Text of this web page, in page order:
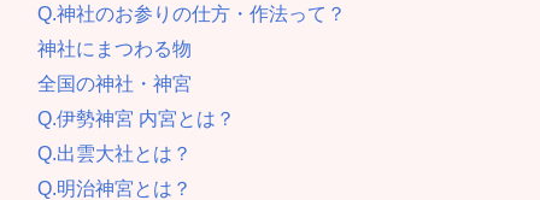
Q.神社のお参りの仕方・作法って？
神社にまつわる物
全国の神社・神宮
Q.伊勢神宮 内宮とは？
Q.出雲大社とは？
Q.明治神宮とは？